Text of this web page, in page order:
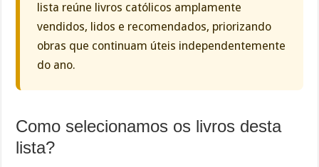
lista reúne livros católicos amplamente
vendidos, lidos e recomendados, priorizando
obras que continuam úteis independentemente
do ano.
Como selecionamos os livros desta
lista?